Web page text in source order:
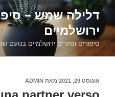
דילוג
לתוכןדלילה שמש –
ירושלמיים
סיפורים וסיורים ירושלמיים בטעם
פורסם
אוגוסט 29, 2021 מאת ADMIN